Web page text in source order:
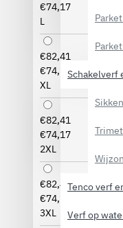
Schakelverf
Tenco verf
Verf op
€74,17
L
€82,41
€74,17
XL
€82,41
€74,17
2XL
€82,41
€74,17
3XL